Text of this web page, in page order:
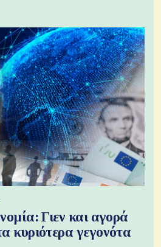
Γιεν και αγορά
κυριότερα γεγονότα